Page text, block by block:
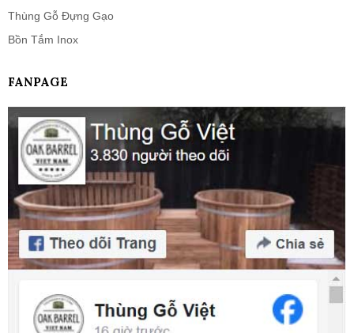
Thùng Gỗ Đựng Gạo
Bồn Tắm Inox
FANPAGE